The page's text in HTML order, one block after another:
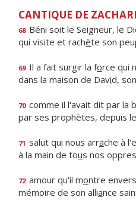
CANTIQUE DE
68 Béni soit le Seigneur, le
qui visite et rachète son
69 Il a fait surgir la force qui
dans la maison de David,
70 comme il l'avait dit par la
par ses prophètes, depuis
71 salut qui nous arrache à
à la main de tous nos
72 amour qu'il montre
mémoire de son alliance